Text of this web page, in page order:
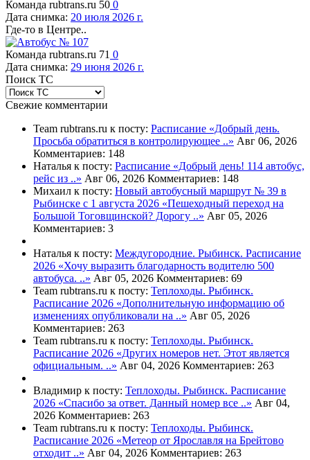
Команда rubtrans.ru 50 0
Дата снимка: 20 июля 2026 г.
Где-то в Центре..
Команда rubtrans.ru 71 0
Дата снимка: 29 июня 2026 г.
Поиск ТС
Свежие комментарии
Team rubtrans.ru к посту: Расписание «Добрый день.
Просьба обратиться в контролирующее ..» Авг 06, 2026
Комментариев: 148
Наталья к посту: Расписание «Добрый день! 114 автобус,
рейс из ..» Авг 06, 2026 Комментариев: 148
Михаил к посту: Новый автобусный маршрут № 39 в
Рыбинске с 1 августа 2026 «Пешеходный переход на
Большой Тоговщинской? Дорогу ..» Авг 05, 2026
Комментариев: 3
Наталья к посту: Междугородние. Рыбинск. Расписание
2026 «Хочу выразить благодарность водителю 500
автобуса. ..» Авг 05, 2026 Комментариев: 69
Team rubtrans.ru к посту: Теплоходы. Рыбинск.
Расписание 2026 «Дополнительную информацию об
изменениях опубликовали на ..» Авг 05, 2026
Комментариев: 263
Team rubtrans.ru к посту: Теплоходы. Рыбинск.
Расписание 2026 «Других номеров нет. Этот является
официальным. ..» Авг 04, 2026 Комментариев: 263
Владимир к посту: Теплоходы. Рыбинск. Расписание
2026 «Спасибо за ответ. Данный номер все ..» Авг 04,
2026 Комментариев: 263
Team rubtrans.ru к посту: Теплоходы. Рыбинск.
Расписание 2026 «Метеор от Ярославля на Брейтово
отходит ..» Авг 04, 2026 Комментариев: 263